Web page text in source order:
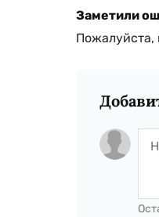
Заметили